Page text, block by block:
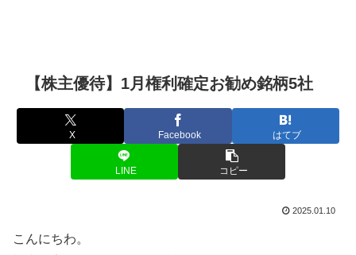
【株主優待】1月権利確定お勧め銘柄5社
X Facebook はてブ
LINE コピー
2025.01.10
こんにちわ。